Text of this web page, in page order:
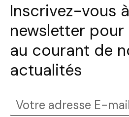
Inscrivez-vous
newsletter
au courant de
actualités
Votre